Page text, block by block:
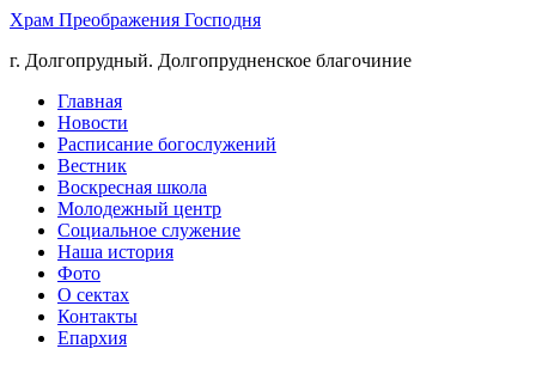
Храм Преображения Господня
г. Долгопрудный. Долгопрудненское благочиние
Главная
Новости
Расписание богослужений
Вестник
Воскресная школа
Молодежный центр
Социальное служение
Наша история
Фото
О сектах
Контакты
Епархия